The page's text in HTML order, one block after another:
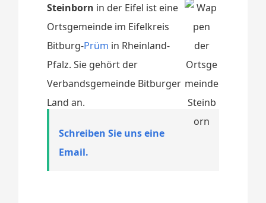
Steinborn in der Eifel ist eine
Ortsgemeinde im Eifelkreis
Bitburg-Prüm in Rheinland-
Pfalz. Sie gehört der
Verbandsgemeinde Bitburger
Land an.
Schreiben Sie uns eine
Email.